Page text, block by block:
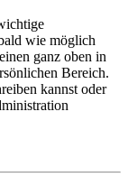
wie möglich
ganz oben in
Bereich.
kannst oder